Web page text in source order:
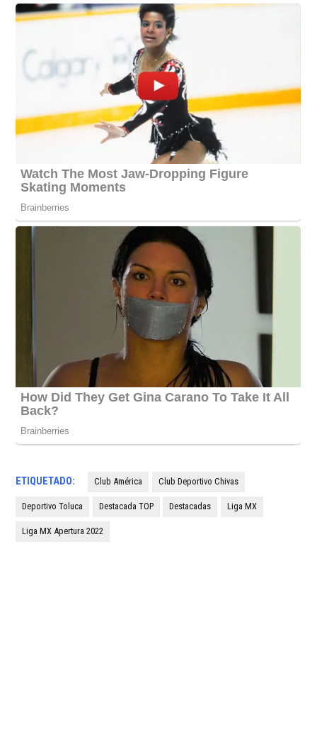
ETIQUETADO: Club América Club Deportivo Chivas
Deportivo Toluca Destacada TOP Destacadas Liga MX
Liga MX Apertura 2022